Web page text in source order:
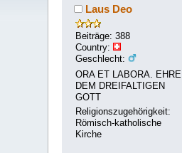
Laus Deo
Beiträge: 388
Country:
Geschlecht:
ORA ET LABORA. EHRE
DEM DREIFALTIGEN
GOTT
Religionszugehörigkeit:
Römisch-katholische
Kirche